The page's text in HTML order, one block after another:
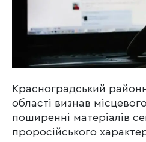
Красноградський
області визнав
поширенні матеріалів
проросійського